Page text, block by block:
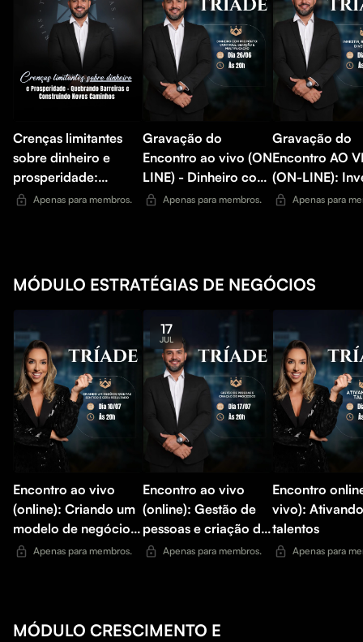
Crenças limitantes
sobre dinheiro e
prosperidade:
Quebrando barreiras
Apenas para membros.
Gravação do
Encontro ao vivo (ON
LINE) - Dinheiro com
propósito: Controle,
Apenas para membros.
Gravação do
Encontro AO
(ON-LINE):
diversificar e
Apenas para
MÓDULO ESTRATÉGIAS DE NEGÓCIOS
Encontro ao vivo
(online): Criando um
modelo de negócios
que faz sentido e
Apenas para membros.
17
JUL
Encontro ao vivo
(online): Gestão de
pessoas e criação de
processos
Apenas para membros.
Encontro
vivo):
talentos
Apenas para
MÓDULO CRESCIMENTO E